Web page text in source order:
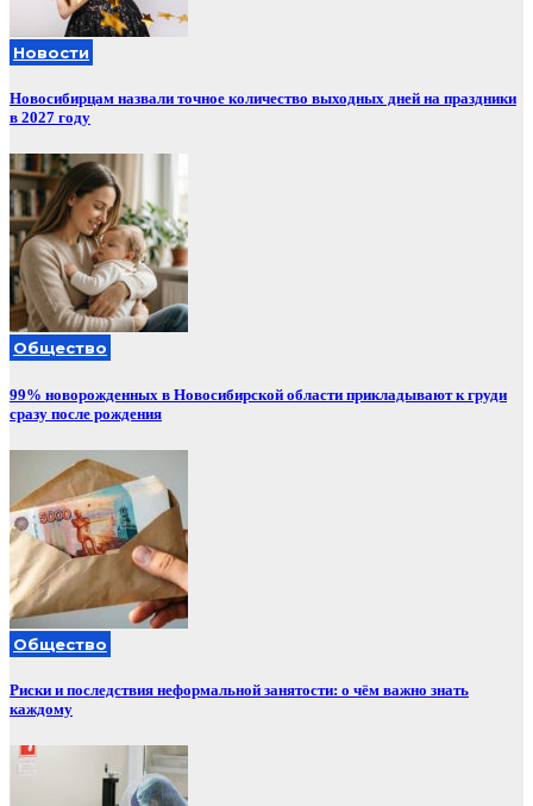
Новости
Новосибирцам назвали точное количество выходных дней на праздники
в 2027 году
Общество
99% новорожденных в Новосибирской области прикладывают к груди
сразу после рождения
Общество
Риски и последствия неформальной занятости: о чём важно знать
каждому